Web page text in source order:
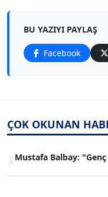
BU YAZIYI PAYLAŞ
Facebook
ÇOK OKUNAN
Mustafa Balbay: